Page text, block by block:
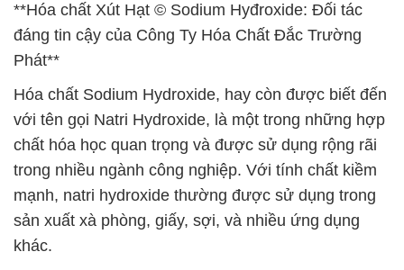
**Hóa chất Xút Hạt © Sodium Hyđroxide: Đối tác
đáng tin cậy của Công Ty Hóa Chất Đắc Trường
Phát**
Hóa chất Sodium Hydroxide, hay còn được biết đến
với tên gọi Natri Hydroxide, là một trong những hợp
chất hóa học quan trọng và được sử dụng rộng rãi
trong nhiều ngành công nghiệp. Với tính chất kiềm
mạnh, natri hydroxide thường được sử dụng trong
sản xuất xà phòng, giấy, sợi, và nhiều ứng dụng
khác.